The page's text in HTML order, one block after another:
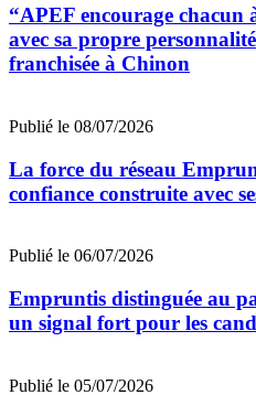
“APEF encourage chacun
avec sa propre
franchisée à Chinon
Publié le 08/07/2026
La force du réseau
confiance construite avec
Publié le 06/07/2026
Empruntis distinguée au
un signal fort pour les
Publié le 05/07/2026